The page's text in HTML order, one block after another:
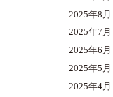
2025年8月
2025年7月
2025年6月
2025年5月
2025年4月